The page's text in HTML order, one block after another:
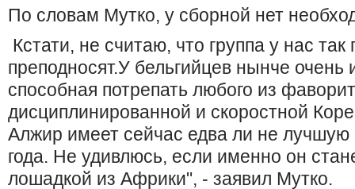
По словам Мутко, у сборной нет
Кстати, не считаю, что группа у нас так
преподносят.У бельгийцев нынче очень
способная потрепать любого из
дисциплинированной и скоростной
Алжир имеет сейчас едва ли не
года. Не удивлюсь, если именно он
лошадкой из Африки", - заявил Мутко.